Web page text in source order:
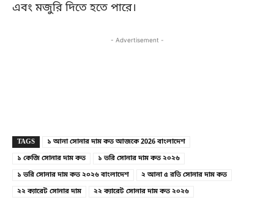
এবং মজুরি দিতে হতে পারে।
- Advertisement -
TAGS
১ আনা সোনার দাম কত আজকে 2026 বাংলাদেশ
১ কেজি সোনার দাম কত
১ ভরি সোনার দাম কত ২০২৬
১ ভরি সোনার দাম কত ২০২৬ বাংলাদেশ
২ আনা ৫ রতি সোনার দাম কত
২২ ক্যারেট সোনার দাম
২২ ক্যারেট সোনার দাম কত ২০২৬